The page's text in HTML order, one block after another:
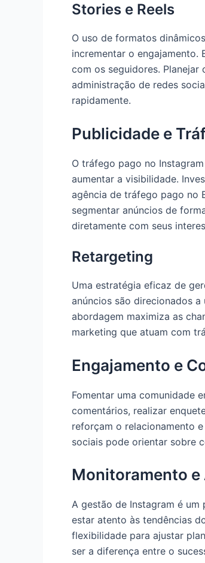
Stories e Reels
O uso de formatos
incrementar o engajamento.
com os seguidores.
administração de redes
rapidamente.
Publicidade e
O tráfego pago no
aumentar a visibilidade.
agência de tráfego pago no
segmentar anúncios de
diretamente com seus
Retargeting
Uma estratégia eficaz de
anúncios são direcionados
abordagem maximiza as
marketing que atuam com
Engajamento e
Fomentar uma comunidade
comentários, realizar
reforçam o relacionamento
sociais pode orientar sobre
Monitoramento
A gestão de Instagram é
estar atento às tendências
flexibilidade para ajustar
ser a diferença entre o